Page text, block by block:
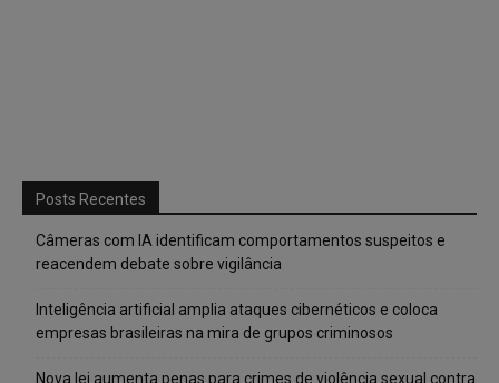
Posts Recentes
Câmeras com IA identificam comportamentos suspeitos e
reacendem debate sobre vigilância
Inteligência artificial amplia ataques cibernéticos e coloca
empresas brasileiras na mira de grupos criminosos
Nova lei aumenta penas para crimes de violência sexual contra